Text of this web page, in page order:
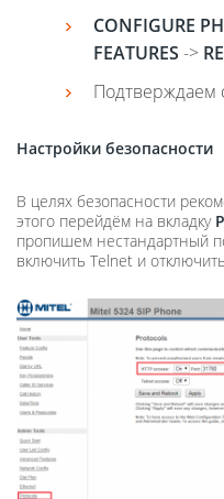
CONFIGURE
FEATURES ->
Подтверждаем
Настройки безопасности
В целях безопасности
этого перейдём на вкладку
пропишем нестандартный
включить Telnet и